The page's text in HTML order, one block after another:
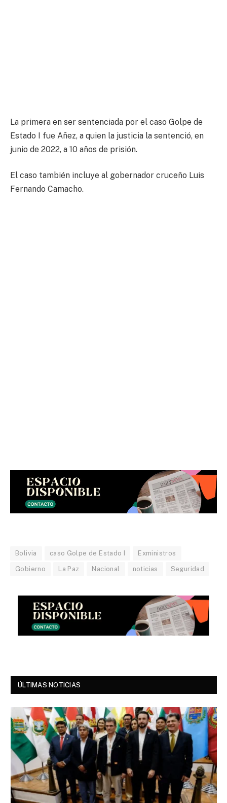
La primera en ser sentenciada por el caso Golpe de
Estado I fue Añez, a quien la justicia la sentenció, en
junio de 2022, a 10 años de prisión.
El caso también incluye al gobernador cruceño Luis
Fernando Camacho.
Bolivia caso Golpe de Estado I Exministros
Gobierno La Paz Nacional noticias Seguridad
ÚLTIMAS NOTICIAS